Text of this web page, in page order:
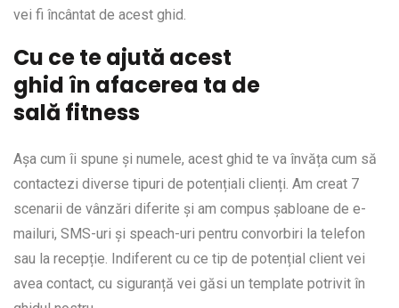
vei fi încântat de acest ghid.
Cu ce te ajută acest
ghid în afacerea ta de
sală fitness
Așa cum îi spune și numele, acest ghid te va învăța cum să
contactezi diverse tipuri de potențiali clienți. Am creat 7
scenarii de vânzări diferite și am compus șabloane de e-
mailuri, SMS-uri și speach-uri pentru convorbiri la telefon
sau la recepție. Indiferent cu ce tip de potențial client vei
avea contact, cu siguranță vei găsi un template potrivit în